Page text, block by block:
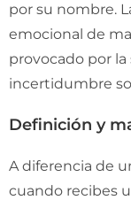
por su nombre.
emocional de
provocado por
incertidumbre
Definición y
A diferencia de
cuando recibes